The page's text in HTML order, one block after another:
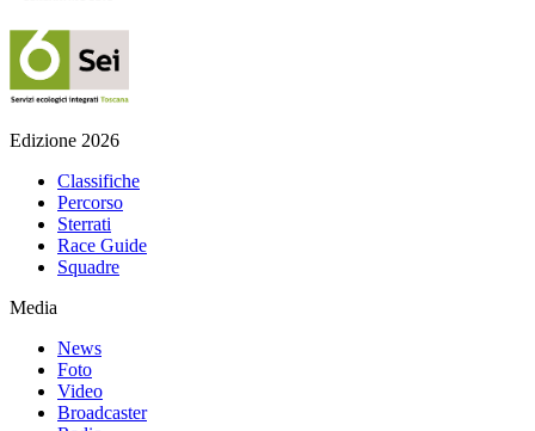
Edizione 2026
Classifiche
Percorso
Sterrati
Race Guide
Squadre
Media
News
Foto
Video
Broadcaster